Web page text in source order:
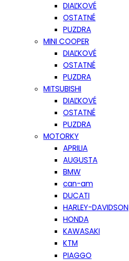
DIAĽKOVÉ
OSTATNÉ
PUZDRA
MINI COOPER
DIAĽKOVÉ
OSTATNÉ
PUZDRA
MITSUBISHI
DIAĽKOVÉ
OSTATNÉ
PUZDRA
MOTORKY
APRILIA
AUGUSTA
BMW
can-am
DUCATI
HARLEY-DAVIDSON
HONDA
KAWASAKI
KTM
PIAGGO